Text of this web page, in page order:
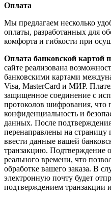
Оплата
Мы предлагаем несколько
оплаты, разработанных для
комфорта и гибкости при
Оплата банковской картой
сайте реализована
банковскими картами
Visa, MasterCard и МИР.
защищенное соединение с
протоколов шифрования, что
конфиденциальность и
данных. После подтверждения
перенаправлены на
ввести данные вашей
транзакцию. Подтверждение
реального времени, что
обработке вашего заказа. В
электронную почту будет
подтверждением транзакции